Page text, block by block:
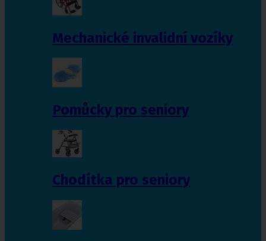
Mechanické invalidní vozíky
Pomůcky pro seniory
Chodítka pro seniory